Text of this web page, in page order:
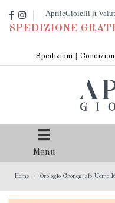
SPEDIZIONE
Spedizioni
Menu
Home Orologio Cronografo Uomo